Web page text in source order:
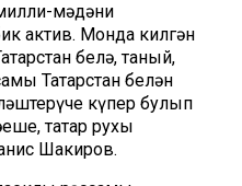
мәдәни
актив. Монда килгән
белә, таный,
Татарстан белән
күпер булып
татар рухы
Шакиров.